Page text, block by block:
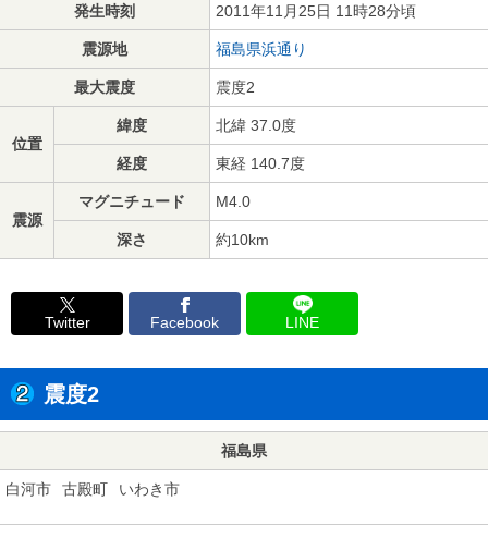
発生時刻 2011年11月25日 11時28分頃
震源地 福島県浜通り
最大震度 震度2
位置
緯度 北緯 37.0度
経度 東経 140.7度
震源
マグニチュード M4.0
深さ 約10km
Twitter Facebook LINE
震度2
福島県
白河市 古殿町 いわき市